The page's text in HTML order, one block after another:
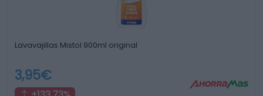
Lavavajillas Mistol 900ml original
3,95€